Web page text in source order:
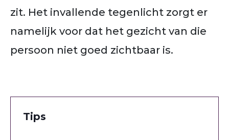
zit. Het invallende tegenlicht zorgt er
namelijk voor dat het gezicht van die
persoon niet goed zichtbaar is.
Tips